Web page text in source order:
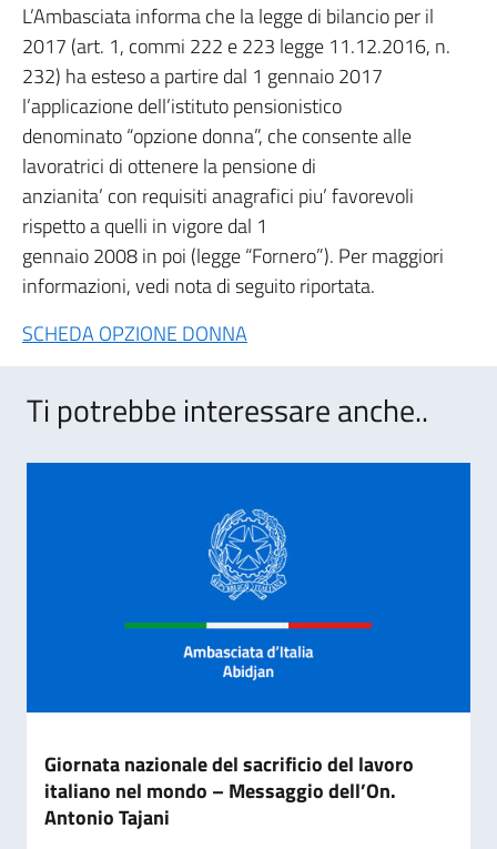
L’Ambasciata informa che la legge di bilancio per il
2017 (art. 1, commi 222 e 223 legge 11.12.2016, n.
232) ha esteso a partire dal 1 gennaio 2017
l’applicazione dell’istituto pensionistico
denominato “opzione donna”, che consente alle
lavoratrici di ottenere la pensione di
anzianita’ con requisiti anagrafici piu’ favorevoli
rispetto a quelli in vigore dal 1
gennaio 2008 in poi (legge “Fornero”). Per maggiori
informazioni, vedi nota di seguito riportata.
SCHEDA OPZIONE DONNA
Ti potrebbe interessare anche..
Giornata nazionale del sacrificio del lavoro
italiano nel mondo – Messaggio dell’On.
Antonio Tajani